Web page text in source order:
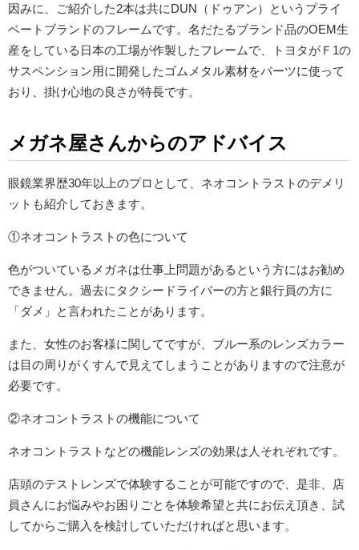
因みに、ご紹介した2本は共にDUN（ドゥアン）というプライ
ベートブランドのフレームです。名だたるブランド品のOEM生
産をしている日本の工場が作製したフレームで、トヨタがＦ1の
サスペンション用に開発したゴムメタル素材をパーツに使って
おり、掛け心地の良さが特長です。
メガネ屋さんからのアドバイス
眼鏡業界歴30年以上のプロとして、ネオコントラストのデメリ
ットも紹介しておきます。
①ネオコントラストの色について
色がついているメガネは仕事上問題があるという方にはお勧め
できません。過去にタクシードライバーの方と銀行員の方に
「ダメ」と言われたことがあります。
また、女性のお客様に関してですが、ブルー系のレンズカラー
は目の周りがくすんで見えてしまうことがありますので注意が
必要です。
②ネオコントラストの機能について
ネオコントラストなどの機能レンズの効果は人それぞれです。
店頭のテストレンズで体験することが可能ですので、是非、店
員さんにお悩みやお困りごとを体験希望と共にお伝え頂き、試
してからご購入を検討していただければと思います。